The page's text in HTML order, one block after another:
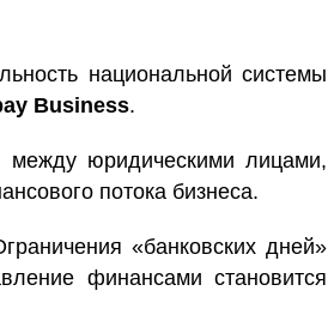
национальной системы
Business.
между юридическими лицами,
потока бизнеса.
«банковских дней»
финансами становится